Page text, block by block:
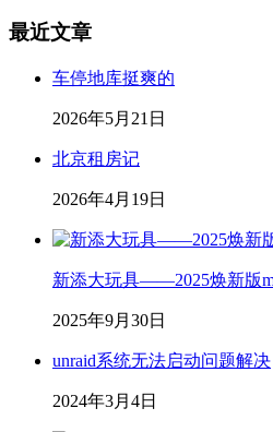
最近文章
车停地库挺爽的
2026年5月21日
北京租房记
2026年4月19日
新添大玩具——2025焕新版
2025年9月30日
unraid系统无法启动问题解决
2024年3月4日